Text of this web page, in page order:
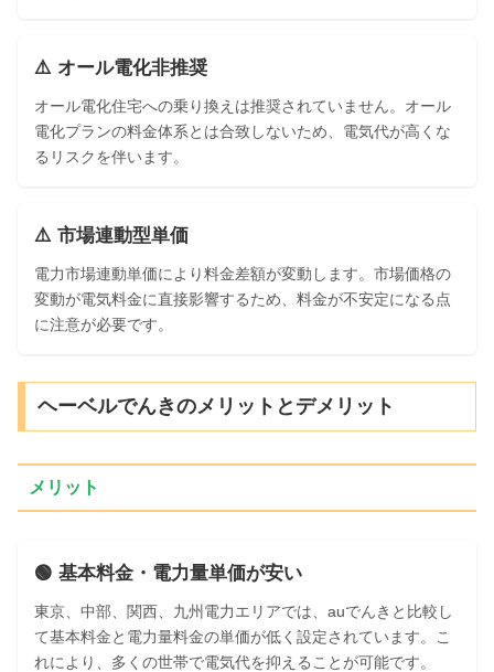
⚠️ オール電化非推奨
オール電化住宅への乗り換えは推奨されていません。オール
電化プランの料金体系とは合致しないため、電気代が高くな
るリスクを伴います。
⚠️ 市場連動型単価
電力市場連動単価により料金差額が変動します。市場価格の
変動が電気料金に直接影響するため、料金が不安定になる点
に注意が必要です。
ヘーベルでんきのメリットとデメリット
メリット
🟢 基本料金・電力量単価が安い
東京、中部、関西、九州電力エリアでは、auでんきと比較し
て基本料金と電力量料金の単価が低く設定されています。こ
れにより、多くの世帯で電気代を抑えることが可能です。